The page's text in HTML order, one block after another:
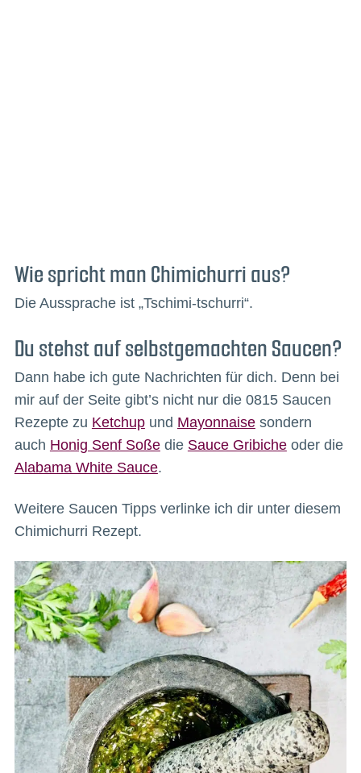
Wie spricht man Chimichurri aus?
Die Aussprache ist „Tschimi-tschurri“.
Du stehst auf selbstgemachten Saucen?
Dann habe ich gute Nachrichten für dich. Denn bei
mir auf der Seite gibt’s nicht nur die 0815 Saucen
Rezepte zu Ketchupund Mayonnaisesondern
auch Honig Senf Soßedie Sauce Gribicheoder die
Alabama White Sauce.
Weitere Saucen Tipps verlinke ich dir unter diesem
Chimichurri Rezept.